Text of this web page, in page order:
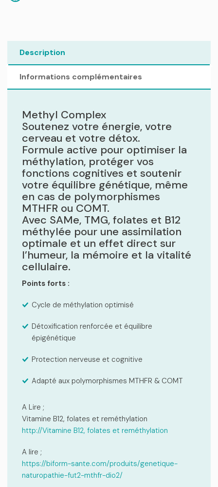
Description
Informations complémentaires
Methyl Complex
Soutenez votre énergie, votre
cerveau et votre détox.
Formule active pour optimiser la
méthylation, protéger vos
fonctions cognitives et soutenir
votre équilibre génétique, même
en cas de polymorphismes
MTHFR ou COMT.
Avec SAMe, TMG, folates et B12
méthylée pour une assimilation
optimale et un effet direct sur
l’humeur, la mémoire et la vitalité
cellulaire.
Points forts :
Cycle de méthylation optimisé
Détoxification renforcée et équilibre
épigénétique
Protection nerveuse et cognitive
Adapté aux polymorphismes MTHFR & COMT
A Lire ;
Vitamine B12, folates et reméthylation
http://Vitamine B12, folates et reméthylation
A lire ;
https://biform-sante.com/produits/genetique-
naturopathie-fut2-mthfr-dio2/